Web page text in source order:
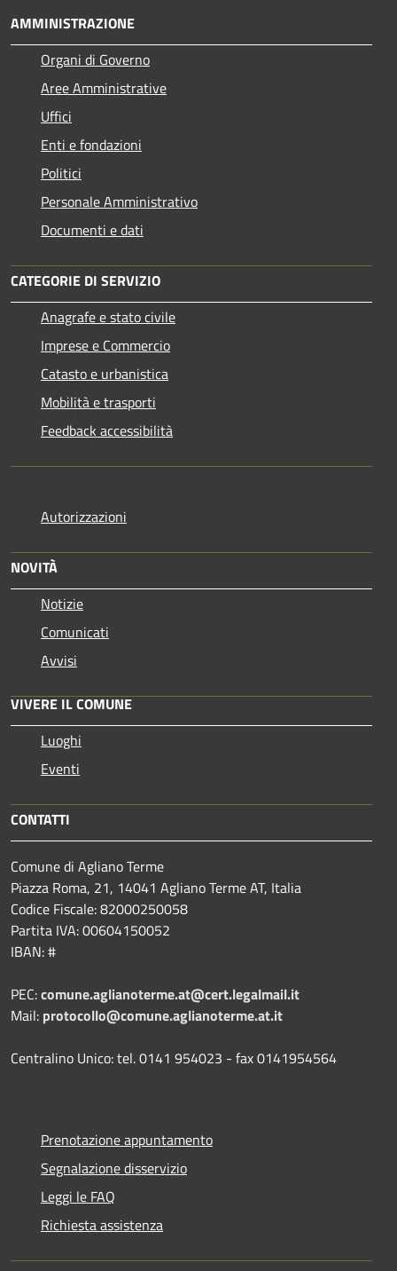
AMMINISTRAZIONE
Organi di Governo
Aree Amministrative
Uffici
Enti e fondazioni
Politici
Personale Amministrativo
Documenti e dati
CATEGORIE DI SERVIZIO
Anagrafe e stato civile
Imprese e Commercio
Catasto e urbanistica
Mobilità e trasporti
Feedback accessibilità
Autorizzazioni
NOVITÀ
Notizie
Comunicati
Avvisi
VIVERE IL COMUNE
Luoghi
Eventi
CONTATTI
Comune di Agliano Terme
Piazza Roma, 21, 14041 Agliano Terme AT, Italia
Codice Fiscale: 82000250058
Partita IVA: 00604150052
IBAN: #
PEC:comune.aglianoterme.at@cert.legalmail.it
Mail: protocollo@comune.aglianoterme.at.it
Centralino Unico: tel. 0141 954023 - fax 0141954564
Prenotazione appuntamento
Segnalazione disservizio
Leggi le FAQ
Richiesta assistenza